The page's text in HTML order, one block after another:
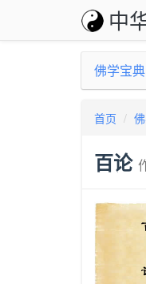
中
佛学宝典
首页
百论